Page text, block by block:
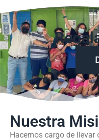
Nuestra
Hacernos cargo de